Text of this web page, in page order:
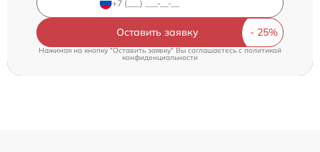
Оставить заявку
Нажимая на кнопку "Оставить заявку" Вы соглашаетесь cполитикой
конфиденциальности